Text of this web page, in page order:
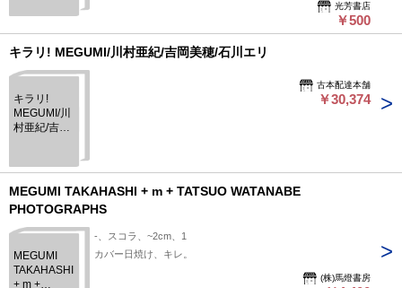
MEGUMI・
降谷異色熱
愛現場撮っ
ンと武部の
次男「六本
木合コン」
光芳書店
￥500
キラリ! MEGUMI/川村亜紀/吉岡美穂/石川エリ
キラリ!
MEGUMI/川
村亜紀/吉岡
古本配達本舗
￥30,374
MEGUMI TAKAHASHI + m + TATSUO WATANABE
PHOTOGRAPHS
MEGUMI
TAKAHASHI
+ m +
-、スコラ、~2cm、1
カバー日焼け、キレ。
(株)馬燈書房